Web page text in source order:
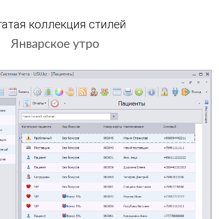
коллекция стилей
Январское утро
Игровой дизайн